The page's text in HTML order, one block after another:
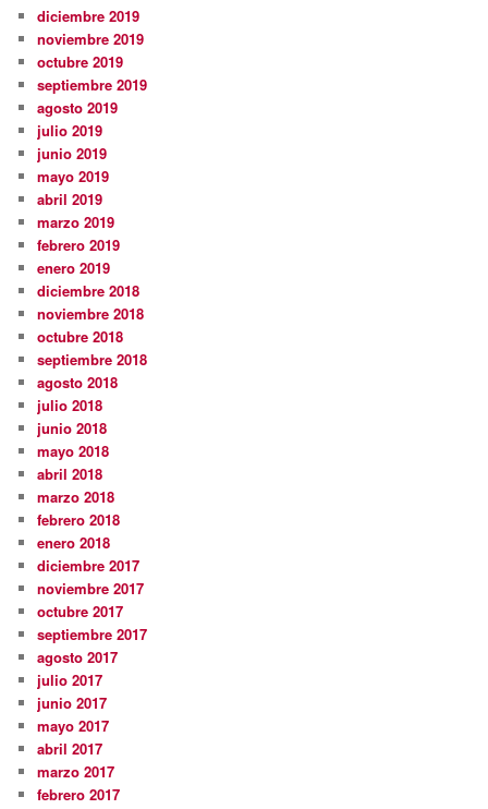
diciembre 2019
noviembre 2019
octubre 2019
septiembre 2019
agosto 2019
julio 2019
junio 2019
mayo 2019
abril 2019
marzo 2019
febrero 2019
enero 2019
diciembre 2018
noviembre 2018
octubre 2018
septiembre 2018
agosto 2018
julio 2018
junio 2018
mayo 2018
abril 2018
marzo 2018
febrero 2018
enero 2018
diciembre 2017
noviembre 2017
octubre 2017
septiembre 2017
agosto 2017
julio 2017
junio 2017
mayo 2017
abril 2017
marzo 2017
febrero 2017